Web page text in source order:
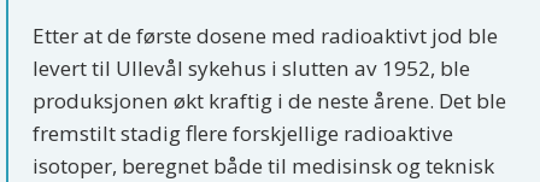
Etter at de første dosene med radioaktivt jod ble
levert til Ullevål sykehus i slutten av 1952, ble
produksjonen økt kraftig i de neste årene. Det ble
fremstilt stadig flere forskjellige radioaktive
isotoper, beregnet både til medisinsk og teknisk